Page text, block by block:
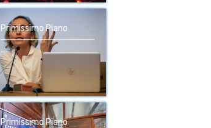
Primissimo Piano
Primissimo Piano